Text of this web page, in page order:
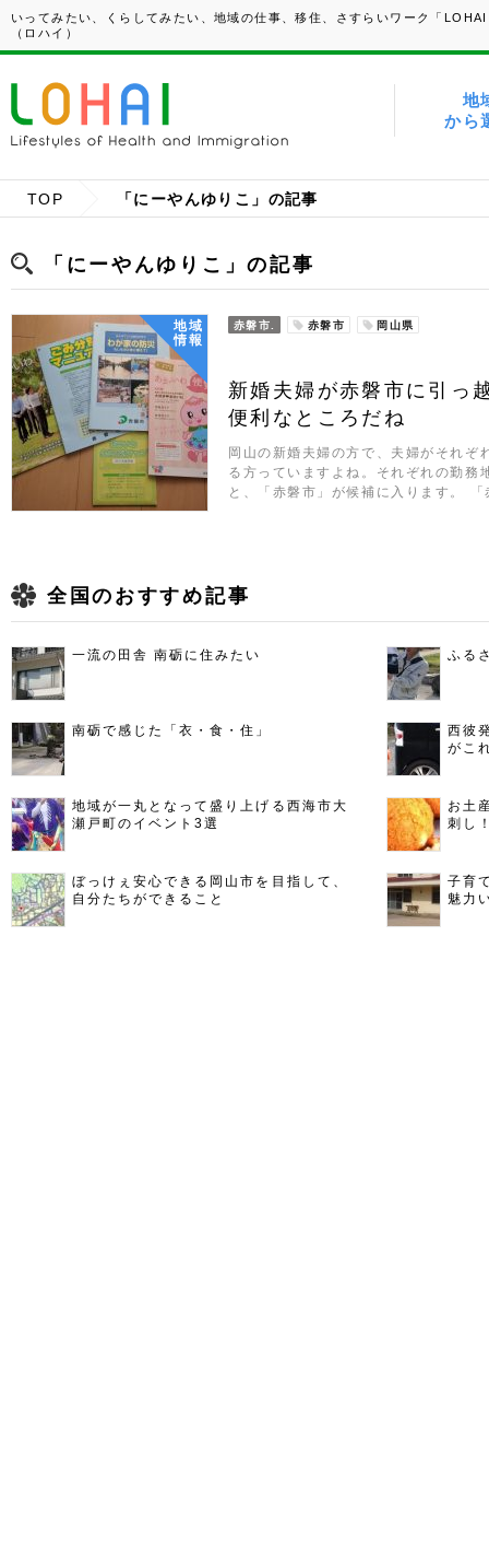
いってみたい、くらしてみたい、地域の仕事、移住、さすらいワーク「
（ロハイ）
地
から
TOP 「にーやんゆりこ」の記事
「にーやんゆりこ」の記事
地域
情報
赤磐市. 赤磐市 岡山県
新婚夫婦が赤磐市に引っ
便利なところだね
岡山の新婚夫婦の方で、夫婦がそれ
る方っていますよね。それぞれの勤務
と、「赤磐市」が候補に入ります。
全国のおすすめ記事
一流の田舎 南砺に住みたい ふる
南砺で感じた「衣・食・住」
西彼
がこ
地域が一丸となって盛り上げる西海市大
瀬戸町のイベント3選
お土
刺し
ぼっけぇ安心できる岡山市を目指して、
自分たちができること
子育
魅力